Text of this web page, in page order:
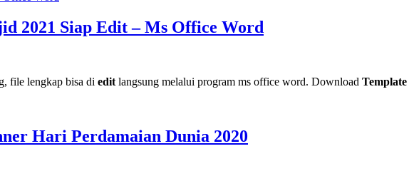
2021 Siap Edit – Ms Office Word
file lengkap bisa di edit langsung melalui program ms office word. Download Template
Hari Perdamaian Dunia 2020